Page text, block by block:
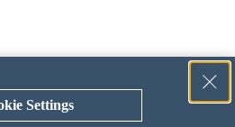
Settings